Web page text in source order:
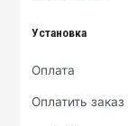
Установка
Оплата
Оплатить